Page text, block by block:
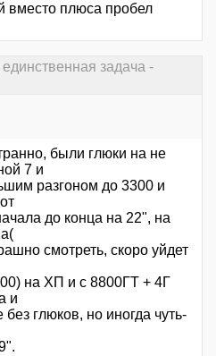
вместо плюса пробел
задача -
были глюки на не
7 и
разгоном до 3300 и
до конца на 22", на
смотреть, скоро уйдет
на ХП и с 8800ГТ + 4Г
и
глюков, но иногда чуть-